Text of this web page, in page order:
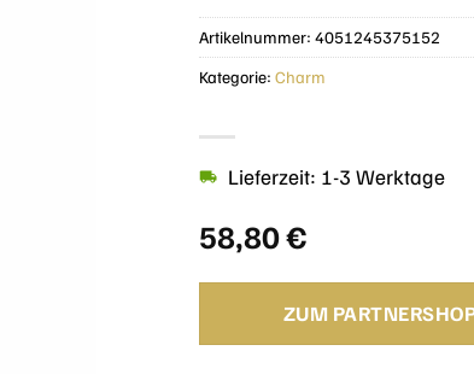
58,80€
Lieferzeit: 1-3 Werktage
ZUM
Artikelnummer: 4051245375152
Kategorie: Charm